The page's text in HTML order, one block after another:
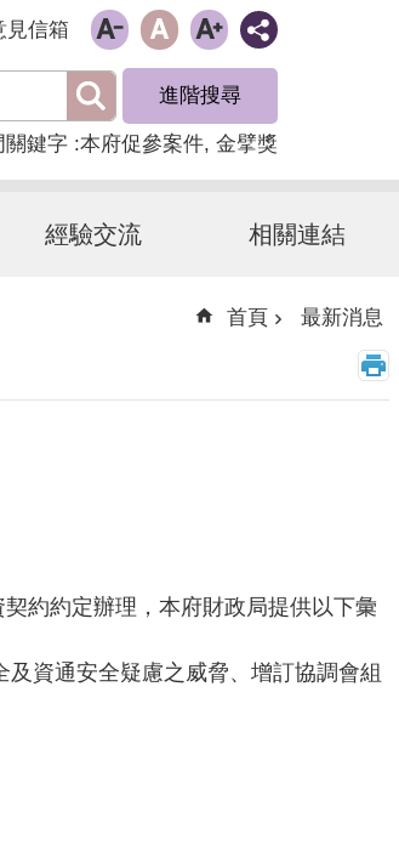
見信箱
進階搜尋
關鍵字 本府促參案件 金擘獎
經驗交流 相關連結
首頁 最新消息
約約定辦理，本府財政局提供以下彙
資通安全疑慮之威脅、增訂協調會組